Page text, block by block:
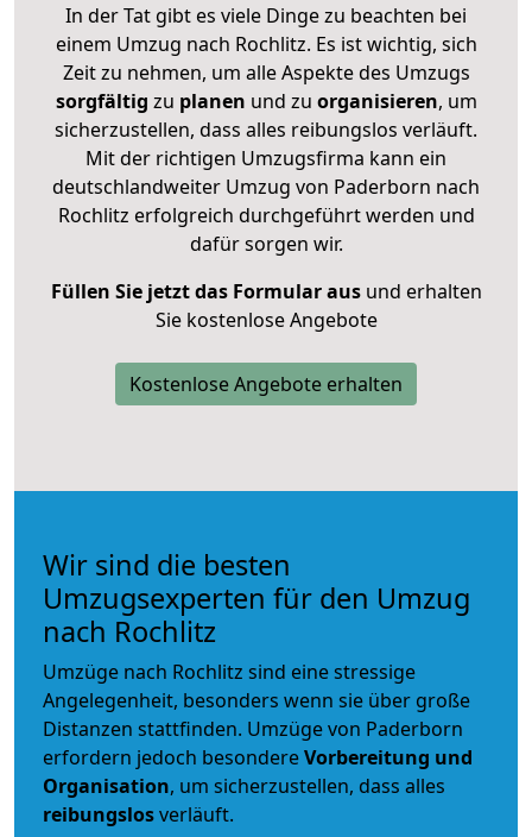
In der Tat gibt es viele Dinge zu beachten bei
einem Umzug nach Rochlitz. Es ist wichtig, sich
Zeit zu nehmen, um alle Aspekte des Umzugs
sorgfältig zu planen und zu organisieren, um
sicherzustellen, dass alles reibungslos verläuft.
Mit der richtigen Umzugsfirma kann ein
deutschlandweiter Umzug von Paderborn nach
Rochlitz erfolgreich durchgeführt werden und
dafür sorgen wir.
Füllen Sie jetzt das Formular ausund erhalten
Sie kostenlose Angebote
Kostenlose Angebote erhalten
Wir sind die besten
Umzugsexperten für den Umzug
nach Rochlitz
Umzüge nach Rochlitz sind eine stressige
Angelegenheit, besonders wenn sie über große
Distanzen stattfinden. Umzüge von Paderborn
erfordern jedoch besondereVorbereitung und
Organisation, um sicherzustellen, dass alles
reibungslosverläuft.